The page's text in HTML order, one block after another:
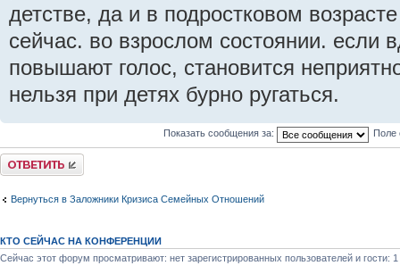
детстве, да и в подростковом
сейчас. во взрослом состоянии. если
повышают голос, становится
нельзя при детях бурно ругаться.
Показать сообщения за: Поле
Ответить
Вернуться в Заложники Кризиса Семейных Отношений
КТО СЕЙЧАС НА КОНФЕРЕНЦИИ
Сейчас этот форум просматривают: нет зарегистрированных пользователей и гости: 1